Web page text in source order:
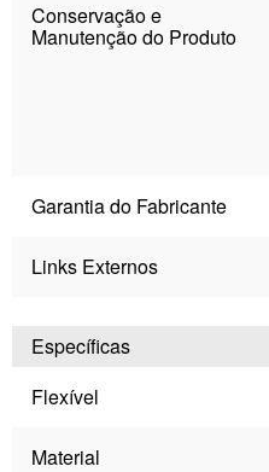
Conservação e
Manutenção do Produto
Garantia do Fabricante
Links Externos
Específicas
Flexível
Material